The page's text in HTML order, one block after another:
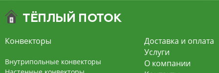
экономит электроэнергию и бесшумно работает.
конвекцией на 220В. За счет тангенциального
вентилятора создает принудительную
Конвекторы
Внутрипольные конвекторы
Доставка и оплата
Услуги
О компании